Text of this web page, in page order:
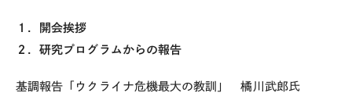
１．開会挨拶
２．研究プログラムからの報告
基調報告「ウクライナ危機最大の教訓」 橘川武郎氏